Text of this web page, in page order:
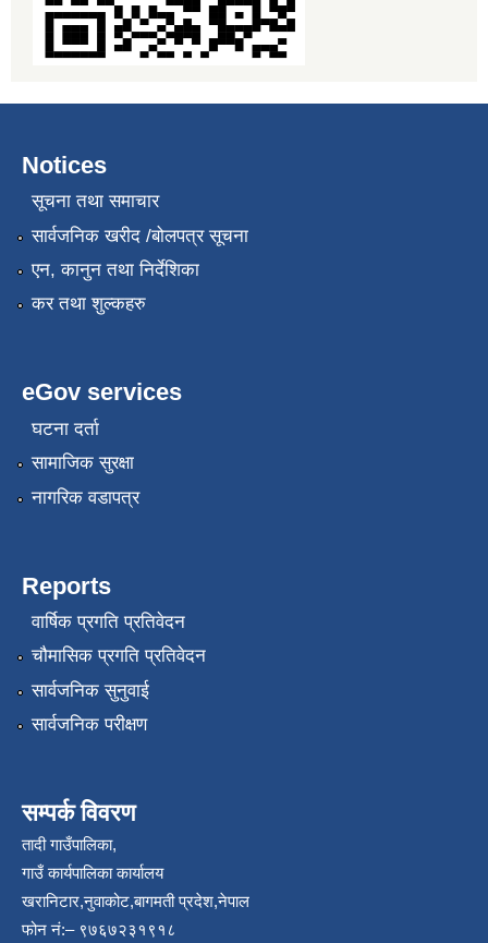
Notices
सूचना तथा समाचार
सार्वजनिक खरीद /बोलपत्र सूचना
एन, कानुन तथा निर्देशिका
कर तथा शुल्कहरु
eGov services
घटना दर्ता
सामाजिक सुरक्षा
नागरिक वडापत्र
Reports
वार्षिक प्रगति प्रतिवेदन
चौमासिक प्रगति प्रतिवेदन
सार्वजनिक सुनुवाई
सार्वजनिक परीक्षण
सम्पर्क विवरण
तादी गाउँपालिका,
गाउँ कार्यपालिका कार्यालय
खरानिटार,नुवाकोट,बागमती प्रदेश,नेपाल
फोन नं:– ९७६७२३१९१८